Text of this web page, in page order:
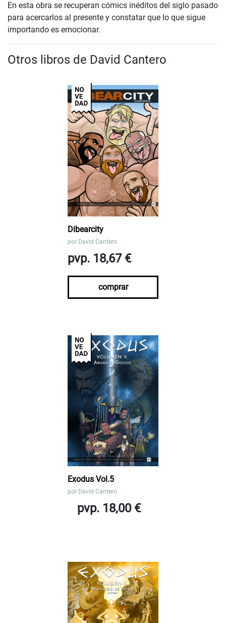
En esta obra se recuperan cómics inéditos del siglo pasado
para acercarlos al presente y constatar que lo que sigue
importando es emocionar.
Otros libros de David Cantero
Dibearcity
por David Cantero
pvp. 18,67 €
comprar
Exodus Vol.5
por David Cantero
pvp. 18,00 €